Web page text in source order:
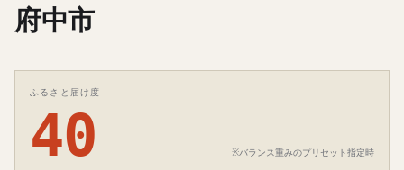
府中市
ふるさと届け度
40 ※バランス重みのプリセット指定時